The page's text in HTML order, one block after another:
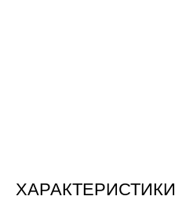
ХАРАКТЕРИСТИКИ